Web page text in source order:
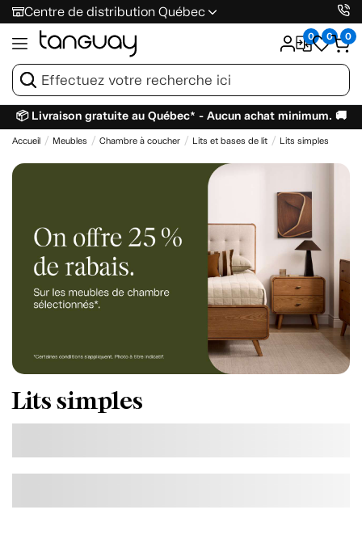
Centre de distribution Québec
0 0 0
📦 Livraison gratuite au Québec* - Aucun achat minimum. 🚚
Accueil Meubles Chambre à coucher Lits et bases de lit Lits simples
Lits simples